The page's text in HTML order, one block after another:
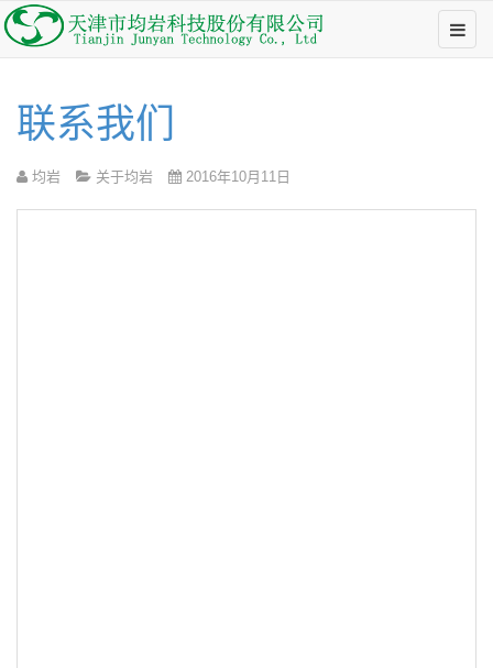
联系我们
均岩 关于均岩 2016年10月11日